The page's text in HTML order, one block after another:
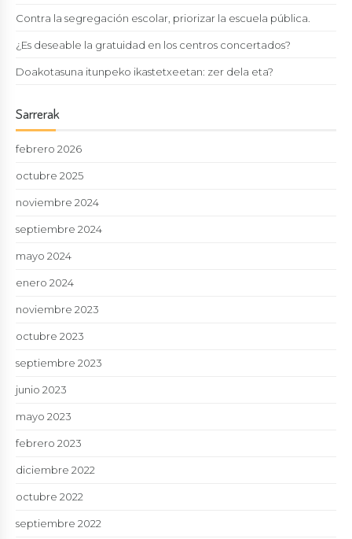
Contra la segregación escolar, priorizar la escuela pública.
¿Es deseable la gratuidad en los centros concertados?
Doakotasuna itunpeko ikastetxeetan: zer dela eta?
Sarrerak
febrero 2026
octubre 2025
noviembre 2024
septiembre 2024
mayo 2024
enero 2024
noviembre 2023
octubre 2023
septiembre 2023
junio 2023
mayo 2023
febrero 2023
diciembre 2022
octubre 2022
septiembre 2022